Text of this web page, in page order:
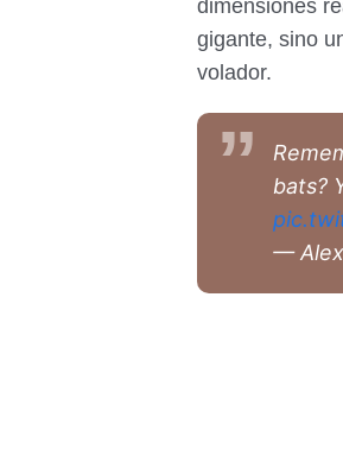
dimensiones
gigante, sino
volador.
bats?
—